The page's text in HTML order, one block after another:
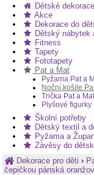
Dětské dekorace
Akce
Dekorace do
Dětský nábytek
Fitness
Tapety
Fototapety
Pat a Mat
Pyžama Pat a
Noční košile
Trička Pat a Mat
Plyšové figurky
Školní potřeby
Dětský textil a
Pyžama a
Závěsy do
Dekorace pro děti›
čepičkou pánská